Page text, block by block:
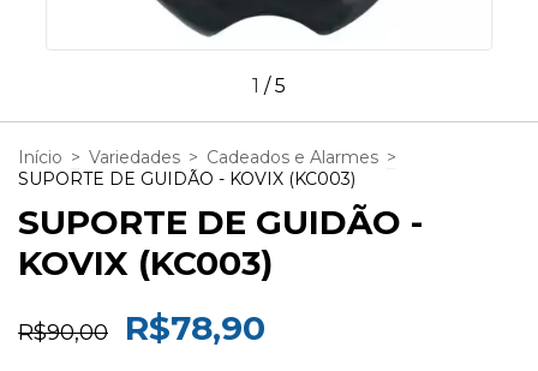
1 /5
Início > Variedades > Cadeados e Alarmes >
SUPORTE DE GUIDÃO - KOVIX (KC003)
SUPORTE DE GUIDÃO -
KOVIX (KC003)
R$90,00 R$78,90